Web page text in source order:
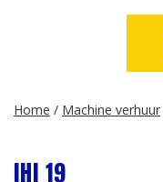
Home / Machine verhuur
IHI 19